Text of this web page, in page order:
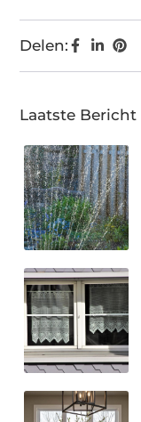
Delen:
Laatste Bericht